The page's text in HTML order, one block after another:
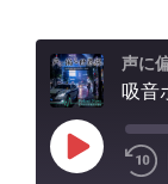
ビ
ュ
ー
フ
PRO
試
て
声に
Play
Episode